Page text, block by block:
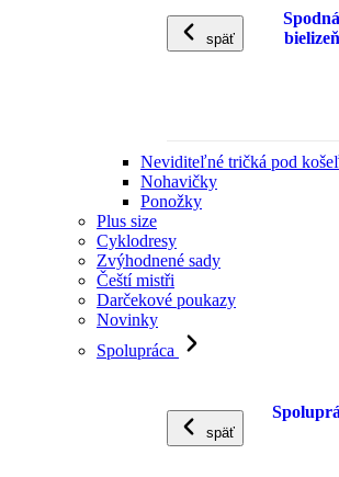
späť
Spodná
bielizeň
Neviditeľné tričká pod
Nohavičky
Ponožky
Plus size
Cyklodresy
Zvýhodnené sady
Čeští mistři
Darčekové poukazy
Novinky
Spolupráca
späť